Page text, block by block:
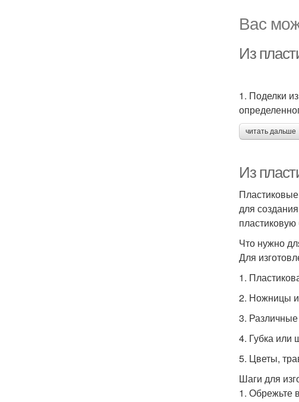
Вас
Из
1. Поделки
читать дальше
Из
для
Что нужно
Для
1.
2. Ножницы
3. Различные
4. Губка или
5. Цветы,
Шаги для
1. Обрежьте